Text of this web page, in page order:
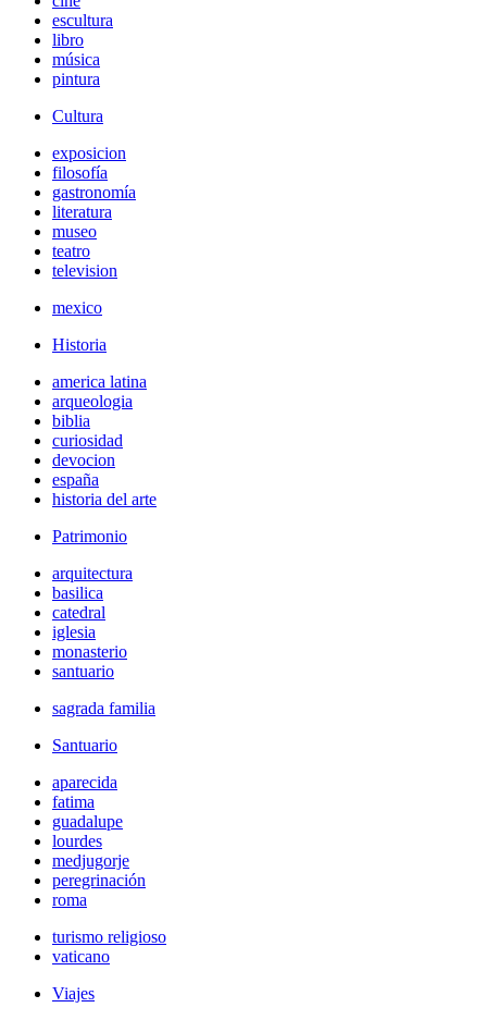
escultura
libro
música
pintura
Cultura
exposicion
filosofía
gastronomía
literatura
museo
teatro
television
mexico
Historia
america latina
arqueologia
biblia
curiosidad
devocion
españa
historia del arte
Patrimonio
arquitectura
basilica
catedral
iglesia
monasterio
santuario
sagrada familia
Santuario
aparecida
fatima
guadalupe
lourdes
medjugorje
peregrinación
roma
turismo religioso
vaticano
Viajes